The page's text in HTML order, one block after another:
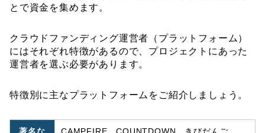
とで資金を集めます。
クラウドファンディング運営者（プラットフォーム）
にはそれぞれ特徴があるので、プロジェクトにあった
運営者を選ぶ必要があります。
特徴別に主なプラットフォームをご紹介しましょう。